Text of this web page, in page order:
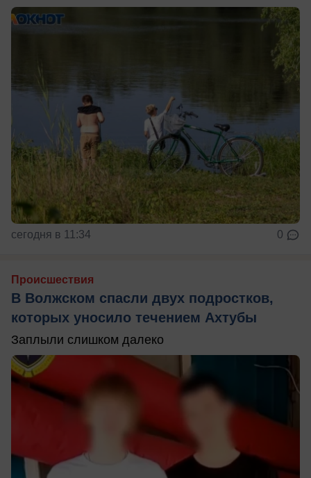
сегодня в 11:34 0
Происшествия
В Волжском спасли двух подростков,
которых уносило течением Ахтубы
Заплыли слишком далеко